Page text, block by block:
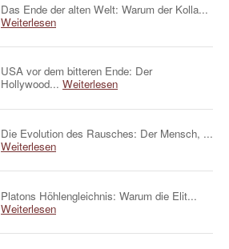
Das Ende der alten Welt: Warum der Kolla...
Weiterlesen
USA vor dem bitteren Ende: Der
Hollywood... Weiterlesen
Die Evolution des Rausches: Der Mensch, ...
Weiterlesen
Platons Höhlengleichnis: Warum die Elit...
Weiterlesen